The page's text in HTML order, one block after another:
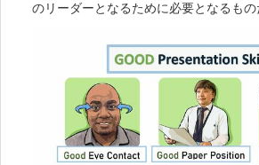
のリーダーとなるために必要となるもの